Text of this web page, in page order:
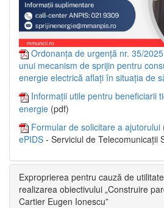
Ordonanța de urgență nr. 35/
unui mecanism de sprijin pentru
energie electrică aflați în situația de
Informații utile pentru beneficiarii
energie (pdf)
Formular de solicitare a ajutorului
ePIDS - Serviciul de Telecomunicații
Exproprierea pentru cauză de
realizarea obiectivului „Construire
Cartier Eugen Ionescu”